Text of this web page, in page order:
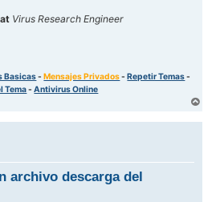
Virus Research Engineer
Basicas-Mensajes Privados-Repetir Temas-
Tema-Antivirus Online
r
archivo descarga del